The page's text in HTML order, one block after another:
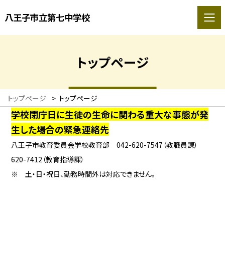
八王子市立第七中学校
トップページ
トップページ > トップページ
学校閉庁日に生徒の生命に関わる重大な事態が発
生した場合の緊急連絡先
八王子市教育委員会学校教育部 042-620-7547（教職員課）
620-7412（教育指導課）
※ 土・日・祝日、勤務時間外は対応できません。